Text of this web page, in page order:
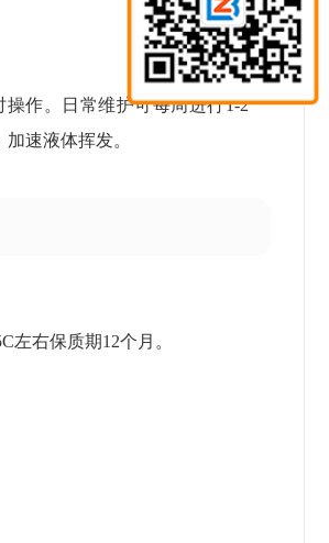
作。日常维护可每周进行1-2
速液体挥发。
右保质期12个月。